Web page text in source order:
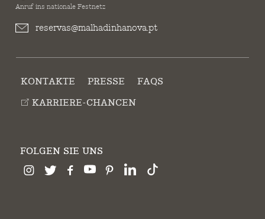
Anruf ins nationale Festnetz
reservas@malhadinhanova.pt
KONTAKTE PRESSE
FAQS
KARRIERE-CHANCEN
FOLGEN SIE UNS